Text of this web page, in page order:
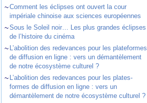
~Comment les éclipses ont ouvert la cour
impériale chinoise aux sciences européennes
~Sous le Soleil noir… Les plus grandes éclipses
de l’histoire du cinéma
~ L’abolition des redevances pour les plateformes
de diffusion en ligne : vers un démantèlement
de notre écosystème culturel ?
~ L’abolition des redevances pour les plates-
formes de diffusion en ligne : vers un
démantèlement de notre écosystème culturel ?